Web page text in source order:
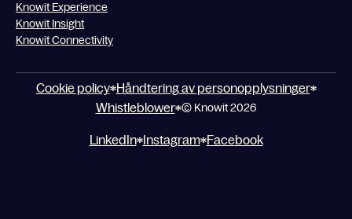
Knowit Experience
Knowit Insight
Knowit Connectivity
Cookie policy Håndtering av personopplysninger
Whistleblower © Knowit 2026
LinkedIn Instagram Facebook